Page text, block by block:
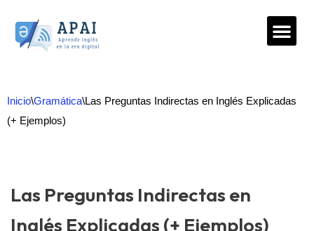
Saltar
Inicio\Gramática\Las Preguntas Indirectas en Inglés Explicadas
(+ Ejemplos)
Las Preguntas Indirectas en
Inglés Explicadas (+ Ejemplos)